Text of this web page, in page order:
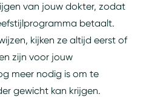
van jouw dokter, zodat
betaalt.
kijken ze altijd eerst of
zijn voor jouw
meer nodig is om te
gewicht kan krijgen.